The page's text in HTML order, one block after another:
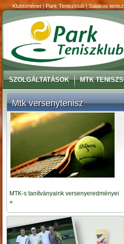
Klubtörténet | Park Teniszklub | Salakos
SZOLGÁLTATÁSOK MTK
Mtk versenytenisz
MTK-s tanítványaink versenyeredményei
»